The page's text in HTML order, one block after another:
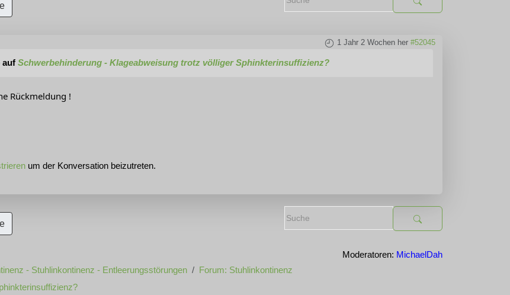
1 Jahr 2 Wochen her #52045
Schwerbehinderung - Klageabweisung trotz völliger Sphinkterinsuffizienz?
Rückmeldung !
um der Konversation beizutreten.
Moderatoren: MichaelDah
- Stuhlinkontinenz - Entleerungsstörungen
Forum: Stuhlinkontinenz